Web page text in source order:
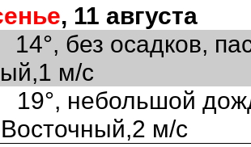
, 11 августа
без осадков,
м/с
небольшой
м/с